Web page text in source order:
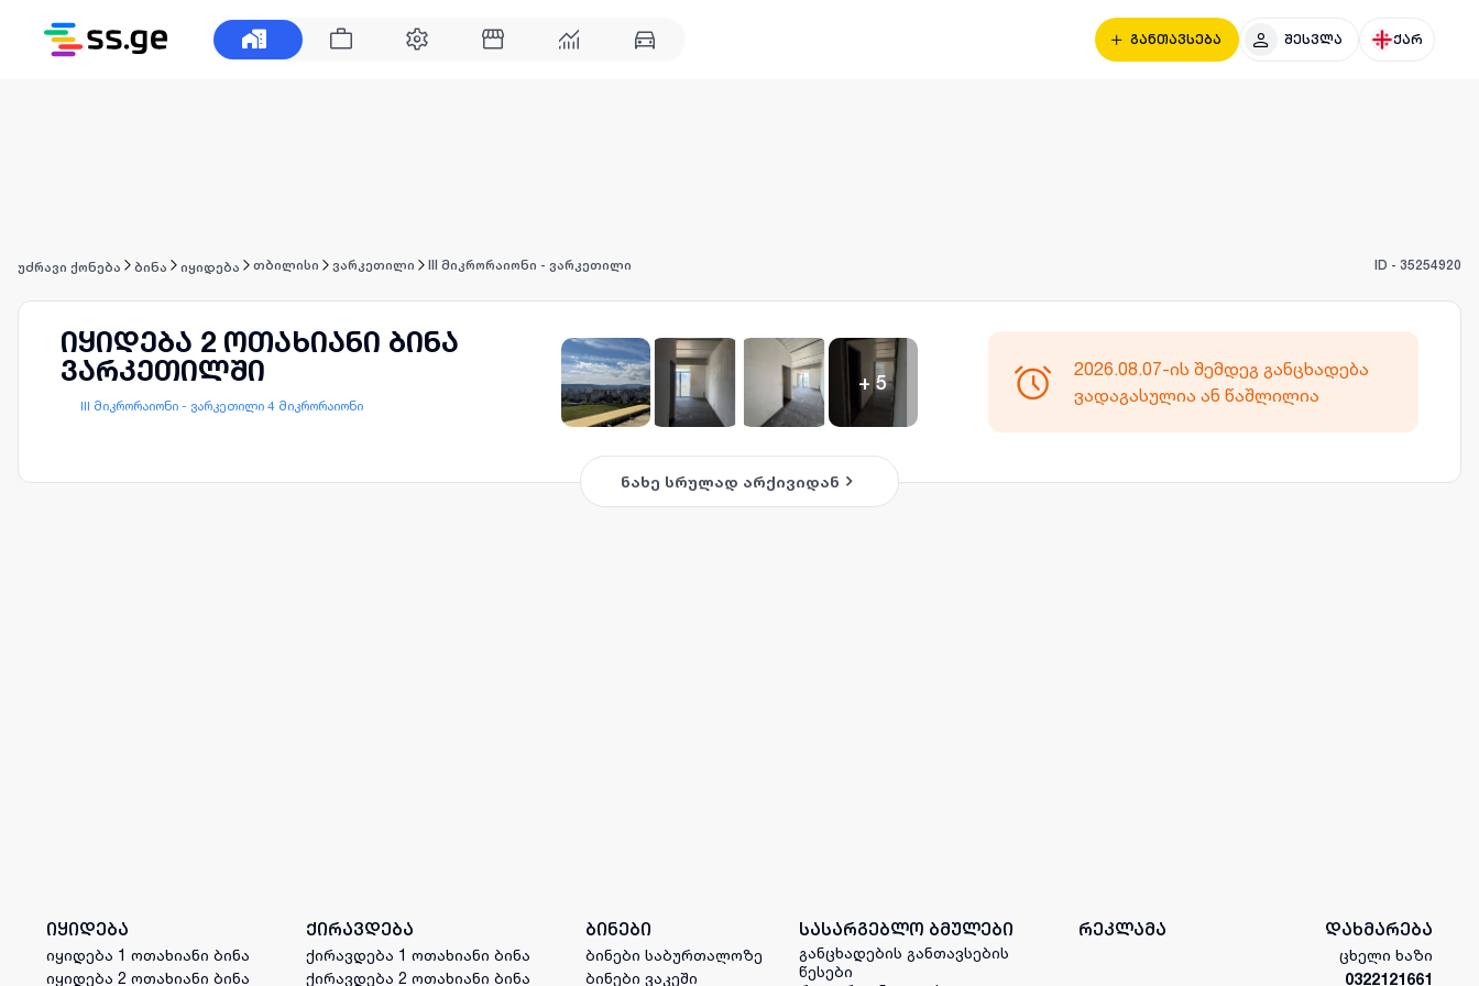
განთავსება შესვლა ქარ
უძრავი ქონება ბინა იყიდება თბილისი ვარკეთილი III მიკრორაიონი - ვარკეთილი ID - 35254920
იყიდება 2 ოთახიანი ბინა
ვარკეთილში
III მიკრორაიონი - ვარკეთილი 4 მიკრორაიონი
+5
2026.08.07-ის შემდეგ განცხადება
ვადაგასულია ან წაშლილია
ნახე სრულად არქივიდან
იყიდება
იყიდება 1 ოთახიანი ბინა
იყიდება 2 ოთახიანი ბინა
ქირავდება
ქირავდება 1 ოთახიანი ბინა
ქირავდება 2 ოთახიანი ბინა
ბინები
ბინები საბურთალოზე
ბინები ვაკეში
სასარგებლო ბმულები
განცხადების განთავსების
წესები
რეკლამა დახმარება
ცხელი ხაზი
0322121661